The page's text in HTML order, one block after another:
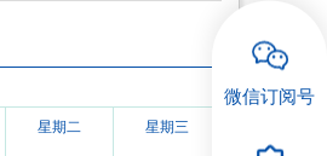
星期二 星期三
微信订阅号